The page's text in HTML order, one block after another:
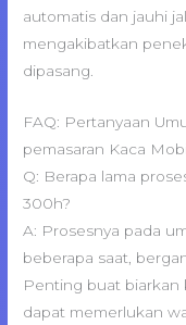
automatis dan jauhi
mengakibatkan
dipasang.
FAQ: Pertanyaan
pemasaran Kaca
Q: Berapa lama
300h?
A: Prosesnya pada
beberapa saat,
Penting buat biarkan
dapat memerlukan